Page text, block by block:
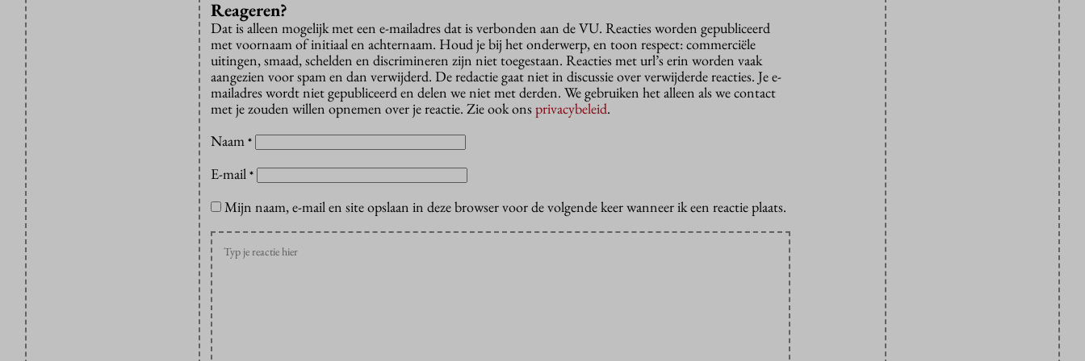
Reageren?
Dat is alleen mogelijk met een e-mailadres dat is verbonden aan de VU. Reacties worden gepubliceerd
met voornaam of initiaal en achternaam. Houd je bij het onderwerp, en toon respect: commerciële
uitingen, smaad, schelden en discrimineren zijn niet toegestaan. Reacties met url’s erin worden vaak
aangezien voor spam en dan verwijderd. De redactie gaat niet in discussie over verwijderde reacties. Je e-
mailadres wordt niet gepubliceerd en delen we niet met derden. We gebruiken het alleen als we contact
met je zouden willen opnemen over je reactie. Zie ook onsprivacybeleid.
Naam *
E-mail *
Mijn naam, e-mail en site opslaan in deze browser voor de volgende keer wanneer ik een reactie plaats.